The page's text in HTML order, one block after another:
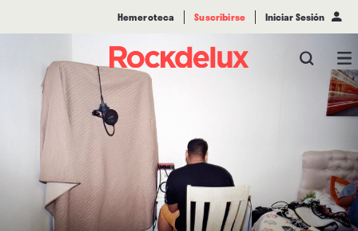
Hemeroteca Suscribirse Iniciar Sesión